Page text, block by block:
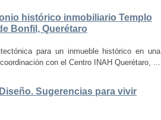
histórico inmobiliario Templo
Bonfil, Querétaro
para un inmueble histórico en una
con el Centro INAH Querétaro, ...
Sugerencias para vivir